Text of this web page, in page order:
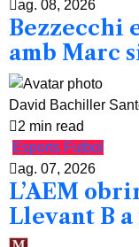
ag. 08, 2026
Bezzecchi
amb Marc
David Bachiller
2 min read
Esports Futbol
ag. 07, 2026
L’AEM
Llevant B